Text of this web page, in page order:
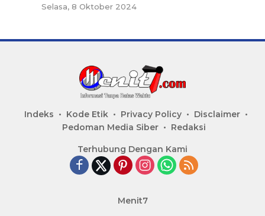
Selasa, 8 Oktober 2024
Indeks Kode Etik Privacy Policy
Disclaimer
Pedoman Media Siber
Redaksi
Terhubung Dengan Kami
Menit7